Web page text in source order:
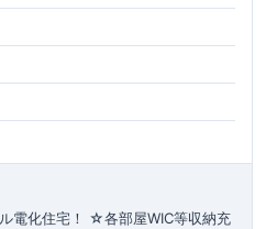
電化住宅！ ☆各部屋WIC等収納充